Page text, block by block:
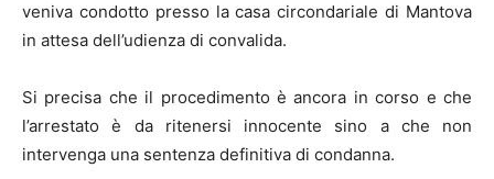
veniva condotto presso la casa circondariale di Mantova
in attesa dell’udienza di convalida.
Si precisa che il procedimento è ancora in corso e che
l’arrestato è da ritenersi innocente sino a che non
intervenga una sentenza definitiva di condanna.